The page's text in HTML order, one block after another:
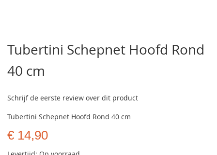
het
begin
van
de
gallerij
Tubertini Schepnet Hoofd Rond
40 cm
Schrijf de eerste review over dit product
Tubertini Schepnet Hoofd Rond 40 cm
€ 14,90